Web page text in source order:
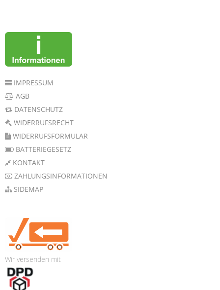
IMPRESSUM
AGB
DATENSCHUTZ
WIDERRUFSRECHT
WIDERRUFSFORMULAR
BATTERIEGESETZ
KONTAKT
ZAHLUNGSINFORMATIONEN
SIDEMAP
Wir versenden mit